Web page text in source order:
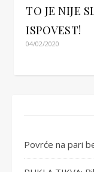
TO JE NIJE
ISPOVEST!
04/02/2020
Povrće na pari